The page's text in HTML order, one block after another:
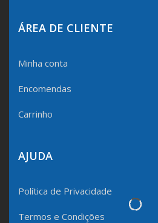
ÁREA DE CLIENTE
Minha conta
Encomendas
Carrinho
AJUDA
Política de Privacidade
Termos e Condições